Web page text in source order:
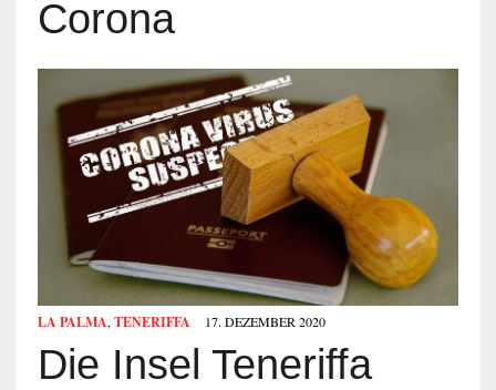
Corona
LA PALMA,TENERIFFA 17. DEZEMBER 2020
Die Insel Teneriffa